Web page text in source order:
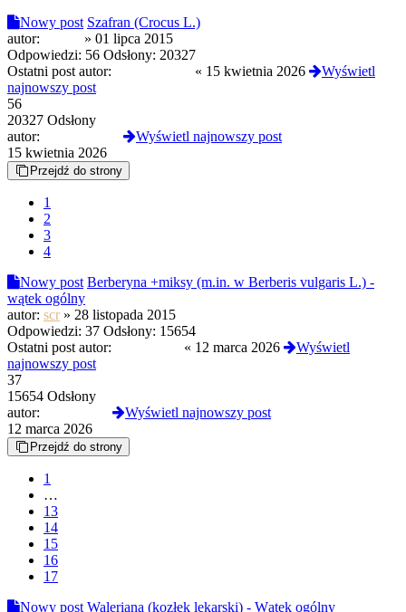
Nowy post Szafran (Crocus L.)
autor:
» 01 lipca 2015
Odpowiedzi: 56 Odsłony: 20327
Ostatni post autor:
« 15 kwietnia 2026
Wyświetl
najnowszy post
56
20327 Odsłony
autor:
Wyświetl najnowszy post
15 kwietnia 2026
Przejdź do strony
1
2
3
4
Nowy post Berberyna +miksy (m.in. w Berberis vulgaris L.) -
wątek ogólny
autor: scr » 28 listopada 2015
Odpowiedzi: 37 Odsłony: 15654
Ostatni post autor:
« 12 marca 2026
Wyświetl
najnowszy post
37
15654 Odsłony
autor:
Wyświetl najnowszy post
12 marca 2026
Przejdź do strony
1
…
13
14
15
16
17
Nowy post Waleriana (kozłek lekarski) - Wątek ogólny